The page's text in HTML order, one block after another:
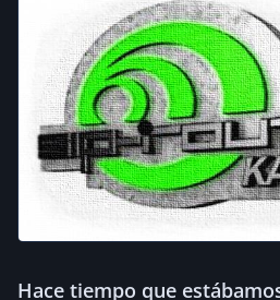
Hace tiempo que